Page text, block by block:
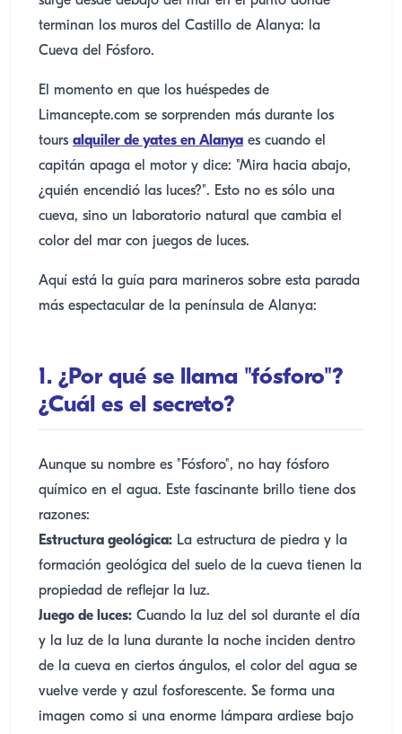
terminan los muros del Castillo de Alanya: la
Cueva del Fósforo.
El momento en que los huéspedes de
Limancepte.com se sorprenden más durante los
tours alquiler de yates en Alanya es cuando el
capitán apaga el motor y dice: "Mira hacia abajo,
¿quién encendió las luces?". Esto no es sólo una
cueva, sino un laboratorio natural que cambia el
color del mar con juegos de luces.
Aquí está la guía para marineros sobre esta parada
más espectacular de la península de Alanya:
1. ¿Por qué se llama "fósforo"?
¿Cuál es el secreto?
Aunque su nombre es "Fósforo", no hay fósforo
químico en el agua. Este fascinante brillo tiene dos
razones:
Estructura geológica: La estructura de piedra y la
formación geológica del suelo de la cueva tienen la
propiedad de reflejar la luz.
Juego de luces: Cuando la luz del sol durante el día
y la luz de la luna durante la noche inciden dentro
de la cueva en ciertos ángulos, el color del agua se
vuelve verde y azul fosforescente. Se forma una
imagen como si una enorme lámpara ardiese bajo